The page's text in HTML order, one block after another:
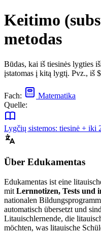
Keitimo
metodas
Būdas, kai iš tiesinės lygties
įstatomas į kitą lygtį. Pvz., iš
Fach:
Matematika
Quelle:
Lygčių sistemos: tiesinė + iki
Über Edukamentas
Edukamentas ist eine
mit Lernnotizen, Tests und
nationalen
automatisch übersetzt und
Litauischlernende, die
möchten, was litauische